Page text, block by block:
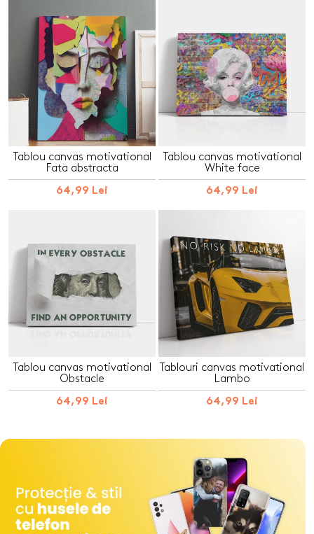
Tablou canvas motivational
Fata abstracta
64,99 Lei
Tablou canvas motivational
White face
64,99 Lei
Tablou canvas motivational
Obstacle
64,99 Lei
Tablouri canvas motivational
Lambo
64,99 Lei